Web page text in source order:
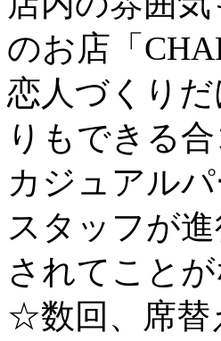
のお店「
恋人づくり
りもできる
カジュアル
スタッフが
されてこと
☆数回、席替